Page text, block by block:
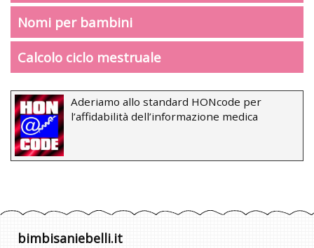
Nomi per bambini
Calcolo ciclo mestruale
Aderiamo allo standard HONcode per
l’affidabilità dell’informazione medica
bimbisaniebelli.it